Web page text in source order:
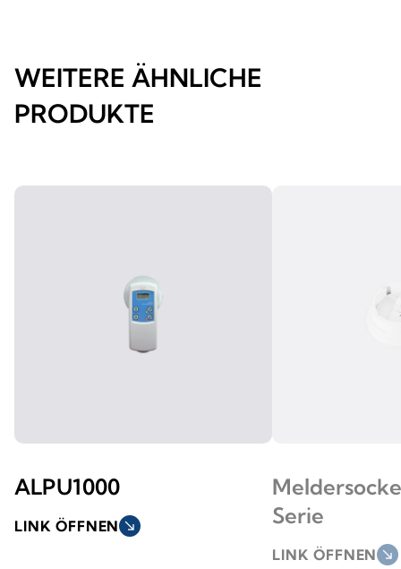
WEITERE ÄHNLICHE
PRODUKTE
ALPU1000
LINK ÖFFNEN south_east
Serie
LINK ÖFFNEN south_east